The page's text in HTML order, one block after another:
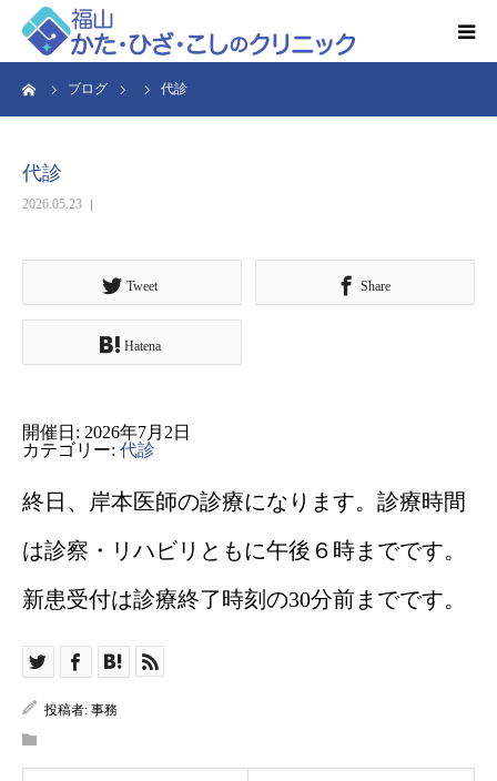
ブログ 代診
代診
2026.05.23
Tweet Share
Hatena
開催日: 2026年7月2日
カテゴリー: 代診
終日、岸本医師の診療になります。診療時間
は診察・リハビリともに午後６時までです。
新患受付は診療終了時刻の30分前までです。
投稿者: 事務
HOME
得意とする検査・治療
リハビリ予約